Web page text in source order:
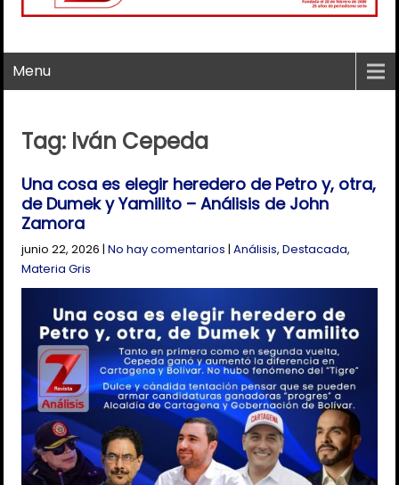
Menu
Tag: Iván Cepeda
Una cosa es elegir heredero de Petro y, otra,
de Dumek y Yamilito – Análisis de John
Zamora
junio 22, 2026 |No hay comentarios |Análisis,Destacada,
Materia Gris